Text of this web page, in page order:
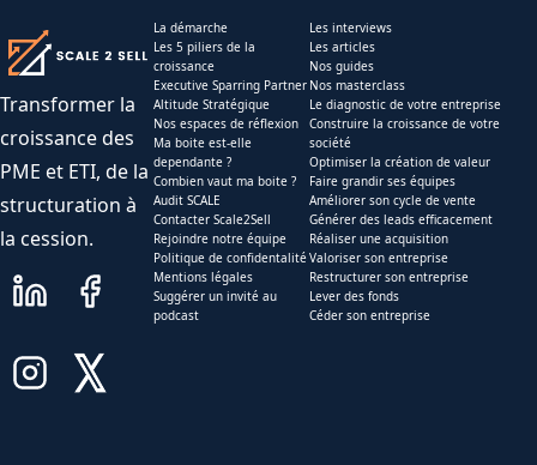
Transformer la
croissance des
PME et ETI, de la
structuration à
la cession.
La démarche
Les 5 piliers de la
croissance
Executive Sparring Partner
Altitude Stratégique
Nos espaces de réflexion
Ma boite est-elle
dependante ?
Combien vaut ma boite ?
Audit SCALE
Contacter Scale2Sell
Rejoindre notre équipe
Politique de confidentalité
Mentions légales
Suggérer un invité au
podcast
Les interviews
Les articles
Nos guides
Nos masterclass
Le diagnostic de votre entreprise
Construire la croissance de votre
société
Optimiser la création de valeur
Faire grandir ses équipes
Améliorer son cycle de vente
Générer des leads efficacement
Réaliser une acquisition
Valoriser son entreprise
Restructurer son entreprise
Lever des fonds
Céder son entreprise